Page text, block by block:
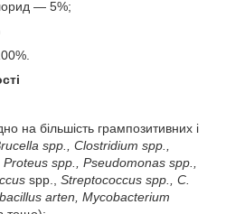
— 5%;
на більшість грампозитивних і
spp., Clostridium spp.,
spp., Pseudomonas spp.,
spp., Streptococcus spp., C.
arten, Mycobacterium